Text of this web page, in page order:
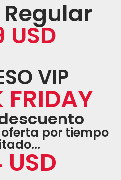
USD
VIP
FRIDAY
por tiempo
USD